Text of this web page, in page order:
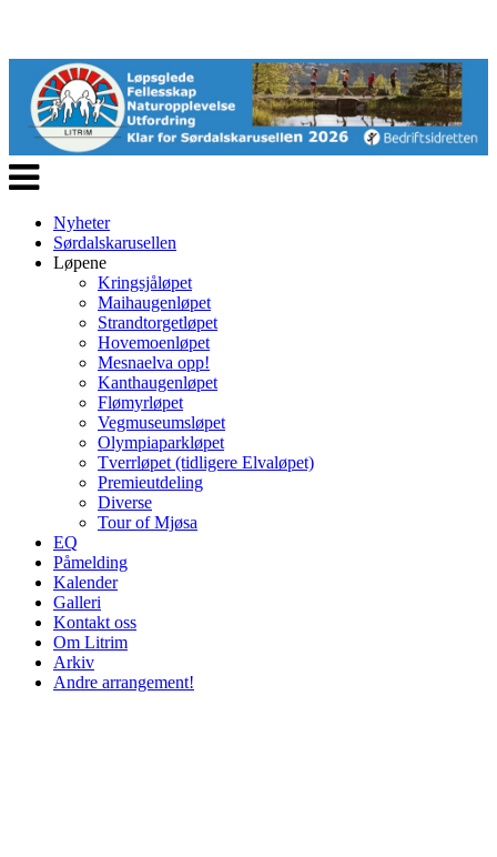
Veksle
navigasjon
Nyheter
Sørdalskarusellen
Løpene
Kringsjåløpet
Maihaugenløpet
Strandtorgetløpet
Hovemoenløpet
Mesnaelva opp!
Kanthaugenløpet
Flømyrløpet
Vegmuseumsløpet
Olympiaparkløpet
Tverrløpet (tidligere Elvaløpet)
Premieutdeling
Diverse
Tour of Mjøsa
EQ
Påmelding
Kalender
Galleri
Kontakt oss
Om Litrim
Arkiv
Andre arrangement!